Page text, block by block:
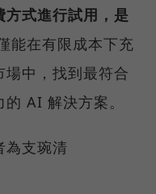
式進行試用，是
能在有限成本下充
中，找到最符合
AI 解決方案。
為支琬清